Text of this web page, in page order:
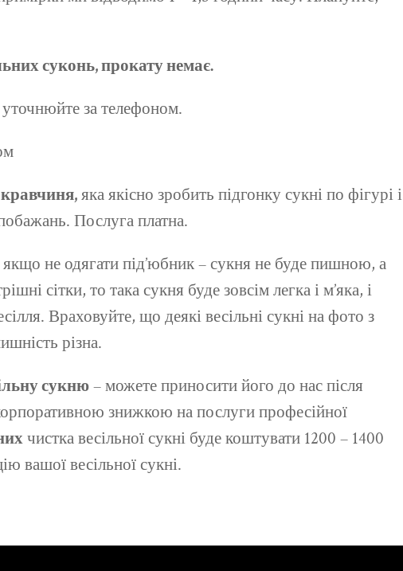
суконь, прокату немає.
уточнюйте за телефоном.
яка якісно зробить підгонку сукні по фігурі і
Послуга платна.
не одягати під’юбник – сукня не буде пишною, а
сітки, то така сукня буде зовсім легка і м’яка, і
Враховуйте, що деякі весільні сукні на фото з
різна.
сукню– можете приносити його до нас після
знижкою на послуги професійної
чистка весільної сукні буде коштувати 1200 – 1400
вашої весільної сукні.